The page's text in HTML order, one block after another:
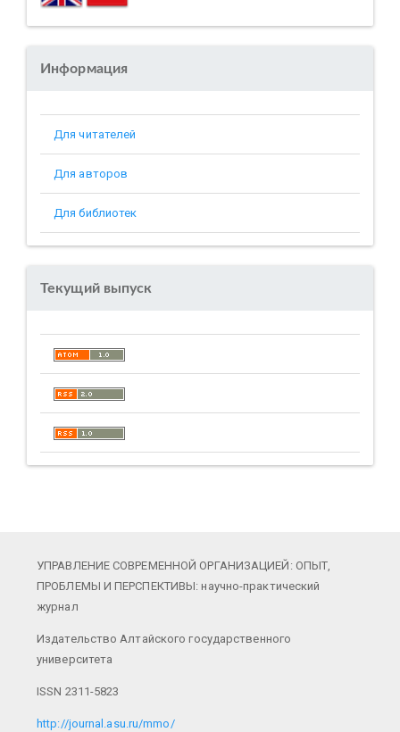
Информация
Для читателей
Для авторов
Для библиотек
Текущий выпуск
УПРАВЛЕНИЕ СОВРЕМЕННОЙ ОРГАНИЗАЦИЕЙ: ОПЫТ,
ПРОБЛЕМЫ И ПЕРСПЕКТИВЫ: научно-практический
журнал
Издательство Алтайского государственного
университета
ISSN 2311-5823
http://journal.asu.ru/mmo/